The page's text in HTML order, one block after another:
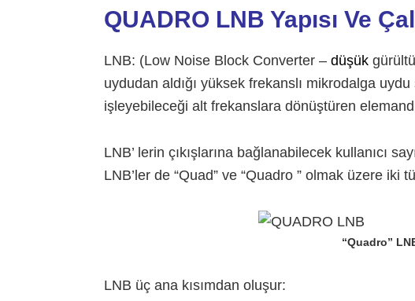
QUADRO LNB Yapısı Ve
LNB: (Low Noise Block Converter – düşük
uydudan aldığı yüksek frekanslı mikrodalga uydu
işleyebileceği alt frekanslara dönüştüren
LNB’ lerin çıkışlarına bağlanabilecek kullanıcı
LNB’ler de “Quad” ve “Quadro ” olmak üzere iki
“Quadro”
LNB üç ana kısımdan oluşur: